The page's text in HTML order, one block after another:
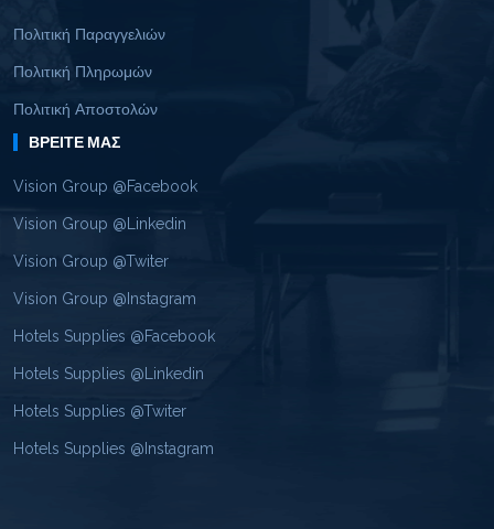
Πολιτική Παραγγελιών
Πολιτική Πληρωμών
Πολιτική Αποστολών
ΒΡΕΊΤΕ ΜΑΣ
Vision Group @Facebook
Vision Group @Linkedin
Vision Group @Twiter
Vision Group @Instagram
Hotels Supplies @Facebook
Hotels Supplies @Linkedin
Hotels Supplies @Twiter
Hotels Supplies @Instagram